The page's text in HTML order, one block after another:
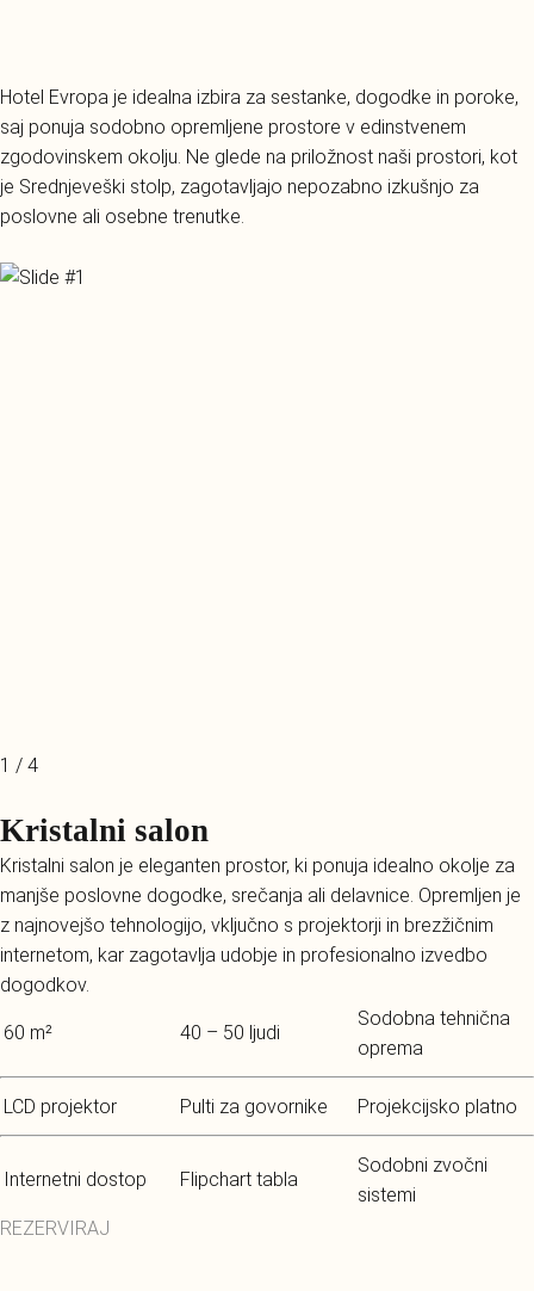
Hotel Evropa je idealna izbira za sestanke, dogodke in poroke,
saj ponuja sodobno opremljene prostore v edinstvenem
zgodovinskem okolju. Ne glede na priložnost naši prostori, kot
je Srednjeveški stolp, zagotavljajo nepozabno izkušnjo za
poslovne ali osebne trenutke.
1 / 4
Kristalni salon
Kristalni salon je eleganten prostor, ki ponuja idealno okolje za
manjše poslovne dogodke, srečanja ali delavnice. Opremljen je
z najnovejšo tehnologijo, vključno s projektorji in brezžičnim
internetom, kar zagotavlja udobje in profesionalno izvedbo
dogodkov.
60 m² 40 – 50 ljudi
Sodobna tehnična
oprema
LCD projektor Pulti za govornike Projekcijsko platno
Internetni dostop Flipchart tabla
Sodobni zvočni
sistemi
REZERVIRAJ